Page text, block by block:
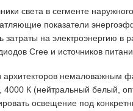
света в сегменте
показатели
затраты на
Cree и источников
немаловажным
К (нейтральный белый,
освещение под